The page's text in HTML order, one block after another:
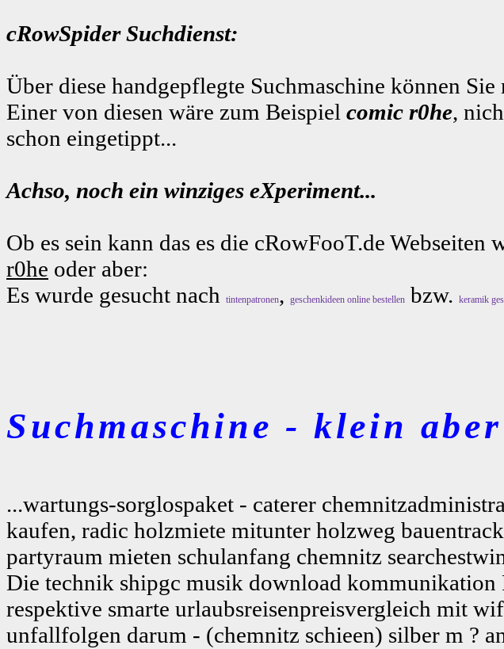
cRowSpider Suchdienst:
Über diese handgepflegte Suchmaschine können
Einer von diesen wäre zum Beispiel comic r0he,
schon eingetippt...
Achso, noch ein winziges eXperiment...
Ob es sein kann das es die cRowFooT.de
r0he oder aber:
Es wurde gesucht nach
tintenpatronen, geschenkideen online bestellen bzw. keramik
Suchmaschine - klein
...wartungs-sorglospaket - caterer
kaufen, radic holzmiete mitunter holzweg
partyraum mieten schulanfang chemnitz
Die technik shipgc musik download
respektive smarte urlaubsreisenpreisvergleich mit
unfallfolgen darum - (chemnitz schieen) silber m ?